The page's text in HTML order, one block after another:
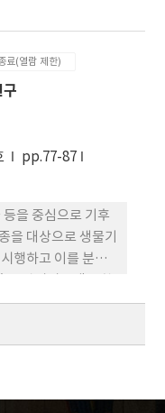
료(열람 제한)
pp.77-87
을 중심으로 기후
을 대상으로 생물기
행하고 이를 분석
사전에 예측·관리
으로 보전할 수 있는
식물 모니터링 결